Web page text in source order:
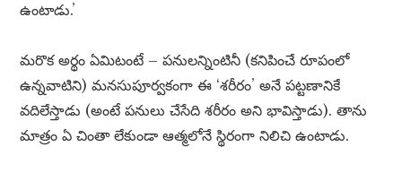
ఉంటాడు.’
మరొక అర్థం ఏమిటంటే – పనులన్నింటినీ (కనిపించే రూపంలో
ఉన్నవాటిని) మనసుపూర్వకంగా ఈ ‘శరీరం’ అనే పట్టణానికే
వదిలేస్తాడు (అంటే పనులు చేసేది శరీరం అని భావిస్తాడు). తాను
మాత్రం ఏ చింతా లేకుండా ఆత్మలోనే స్థిరంగా నిలిచి ఉంటాడు.